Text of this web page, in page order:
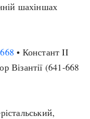
шахіншах
668 • Констант II
Візантії (641-668